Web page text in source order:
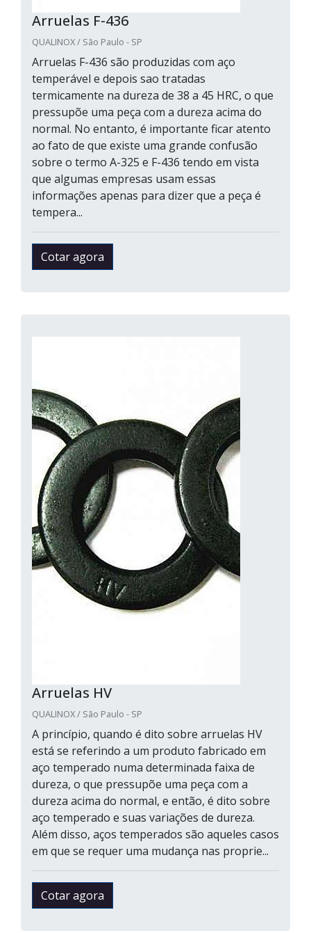
Arruelas F-436
QUALINOX / São Paulo - SP
Arruelas F-436 são produzidas com aço
temperável e depois sao tratadas
termicamente na dureza de 38 a 45 HRC, o que
pressupõe uma peça com a dureza acima do
normal. No entanto, é importante ficar atento
ao fato de que existe uma grande confusão
sobre o termo A-325 e F-436 tendo em vista
que algumas empresas usam essas
informações apenas para dizer que a peça é
tempera...
Cotar agora
Arruelas HV
QUALINOX / São Paulo - SP
A princípio, quando é dito sobre arruelas HV
está se referindo a um produto fabricado em
aço temperado numa determinada faixa de
dureza, o que pressupõe uma peça com a
dureza acima do normal, e então, é dito sobre
aço temperado e suas variações de dureza.
Além disso, aços temperados são aqueles casos
em que se requer uma mudança nas proprie...
Cotar agora